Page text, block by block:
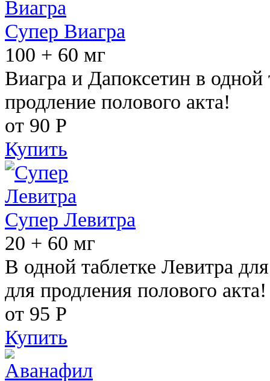
Супер Виагра
100 + 60 мг
Виагра и Дапоксетин в одной
продление полового акта!
от 90 Р
Купить
Супер Левитра
20 + 60 мг
В одной таблетке Левитра
для продления полового акта!
от 95 Р
Купить